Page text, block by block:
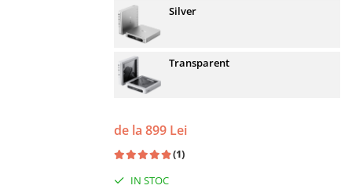
Silver
Transparent
de la 899 Lei
(1)
IN STOC